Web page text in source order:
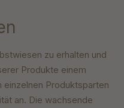
zu erhalten und
Produkte einem
einzelnen Produktsparten
an. Die wachsende